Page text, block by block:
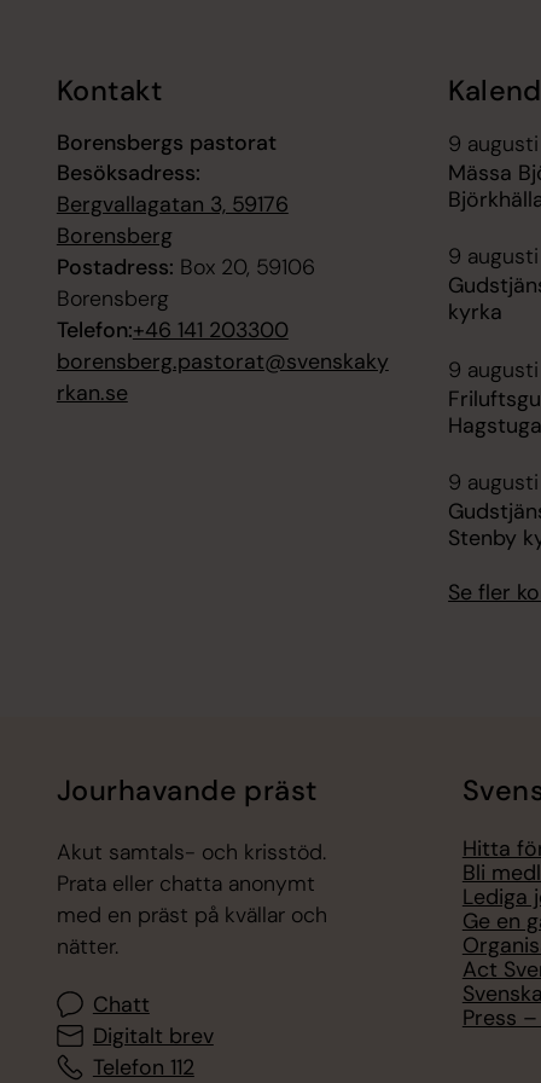
Kontakt
Borensbergs pastorat
Besöksadress:
Bergvallagatan 3, 59176
Borensberg
Postadress: Box 20, 59106
Borensberg
Telefon:+46 141 203300
borensberg.pastorat@svenskaky
rkan.se
9
Mässa
9 augusti
kyrka
9
9 augusti
Stenby
Se fler
Jourhavande präst
Akut samtals- och krisstöd.
Prata eller chatta anonymt
med en präst på kvällar och
nätter.
Chatt
Digitalt brev
Telefon 112
Hitta
Bli
Lediga
Ge en
Act
Press